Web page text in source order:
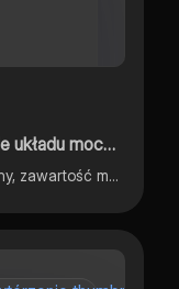
moczowego
Cykl mocznikowy, nerki, mocz, hormony, zawartość moczu, etapy powstawania moczu, wydalanie moczu